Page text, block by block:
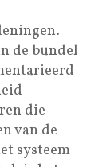
de bundel
die
van de
systeem